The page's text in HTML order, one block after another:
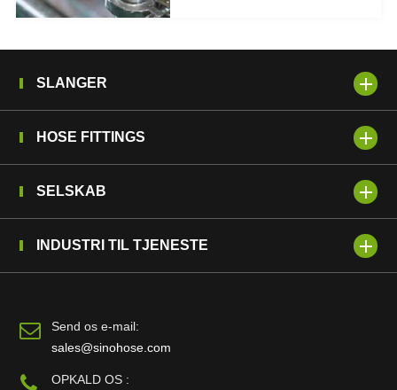
SLANGER
HOSE FITTINGS
SELSKAB
INDUSTRI TIL TJENESTE
Send os e-mail:
sales@sinohose.com
OPKALD OS :